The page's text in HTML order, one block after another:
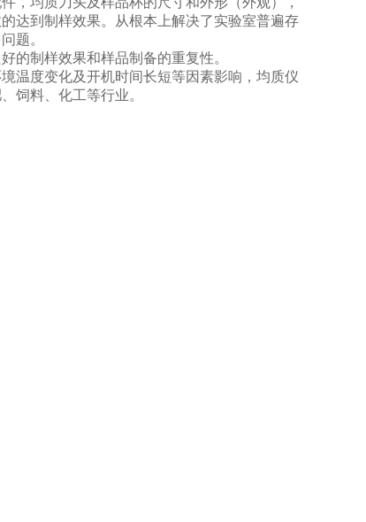
达到制样效果。从根本上解决了实验室普遍存
题。
的制样效果和样品制备的重复性。
温度变化及开机时间长短等因素影响，均质仪
饲料、化工等行业。